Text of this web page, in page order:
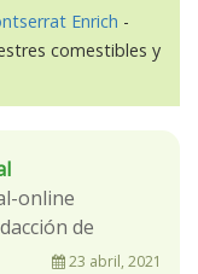
Enrich -
comestibles y
online
de
23 abril, 2021